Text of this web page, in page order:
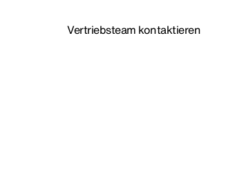
Vertriebsteam kontaktieren